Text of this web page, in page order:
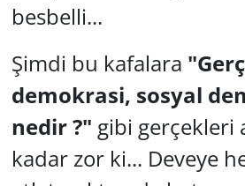
besbelli...
Şimdi bu kafalara
demokrasi, sosyal
nedir ?" gibi gerçekleri
kadar zor ki... Deveye